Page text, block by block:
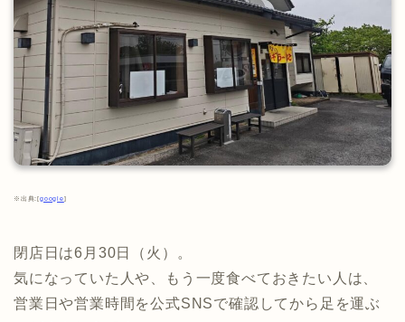
※出典:[google]
閉店日は6月30日（火）。
気になっていた人や、もう一度食べておきたい人は、
営業日や営業時間を公式SNSで確認してから足を運ぶ